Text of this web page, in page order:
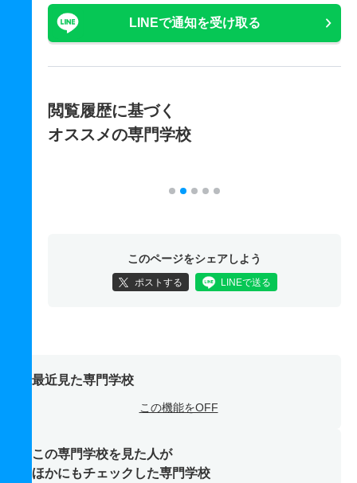
LINEで通知を受け取る
閲覧履歴に基づく
オススメの専門学校
このページをシェアしよう
ポストする LINEで送る
最近見た専門学校
この機能をOFF
この専門学校を見た人が
ほかにもチェックした専門学校